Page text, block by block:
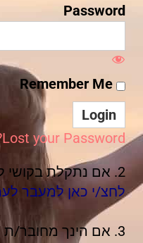
Password
Lost your Password?
2. אם נתקלת בקושי להתחבר למערכת,
לחצ/י כאן למעבר
3. אם הינך מחובר/ת למערכת